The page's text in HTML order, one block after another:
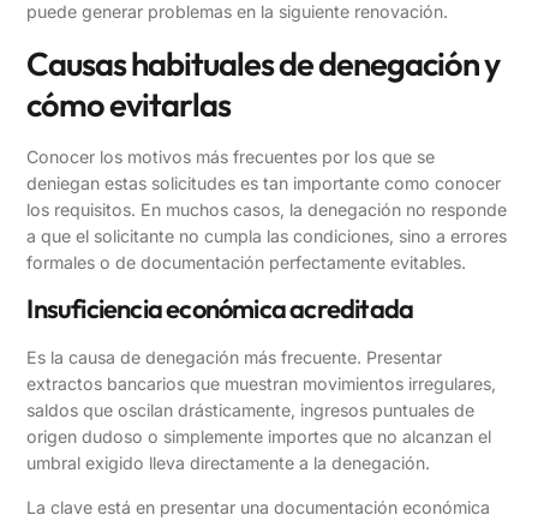
puede generar problemas en la siguiente renovación.
Causas habituales de denegación y
cómo evitarlas
Conocer los motivos más frecuentes por los que se
deniegan estas solicitudes es tan importante como conocer
los requisitos. En muchos casos, la denegación no responde
a que el solicitante no cumpla las condiciones, sino a errores
formales o de documentación perfectamente evitables.
Insuficiencia económica acreditada
Es la causa de denegación más frecuente. Presentar
extractos bancarios que muestran movimientos irregulares,
saldos que oscilan drásticamente, ingresos puntuales de
origen dudoso o simplemente importes que no alcanzan el
umbral exigido lleva directamente a la denegación.
La clave está en presentar una documentación económica